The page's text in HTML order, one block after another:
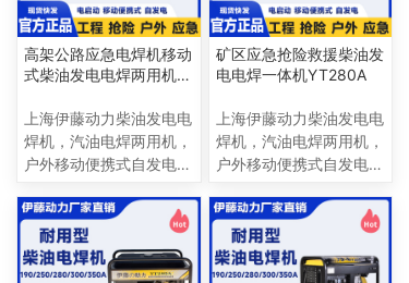
高架公路应急电焊机移动
式柴油发电电焊两用机
上海伊藤动力柴油发电电
焊机，汽油电焊两用机，
户外移动便携式自发电电
280A 300A 350A 400A
电流多，规格全，焊接范
围广 上海嘉定区昌吉路
订购电话：
矿区应急抢险救援柴油发
电电焊一体机YT280A
上海伊藤动力柴油发电电
焊机，汽油电焊两用机，
户外移动便携式自发电电
280A 300A 350A 400A
电流多，规格全，焊接范
围广 上海嘉定区昌吉路
订购电话：